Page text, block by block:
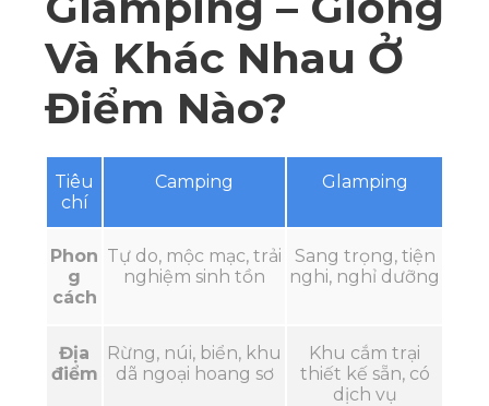
Và Khác Nhau Ở
Điểm Nào?
Tiêu
chí
Camping Glamping
Phon
g
cách
Tự do, mộc mạc, trải
nghiệm sinh tồn
Sang trọng, tiện
nghi, nghỉ dưỡng
Địa
điểm
Rừng, núi, biển, khu
dã ngoại hoang sơ
Khu cắm trại
thiết kế sẵn, có
dịch vụ